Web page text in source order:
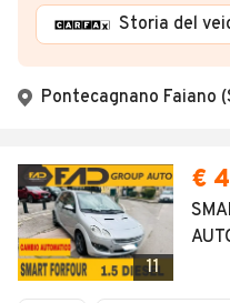
Storia del
Pontecagnano Faiano
11
€